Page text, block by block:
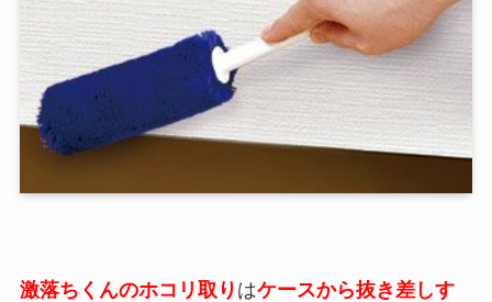
激落ちくんのホコリ取り はケースから抜き差しす